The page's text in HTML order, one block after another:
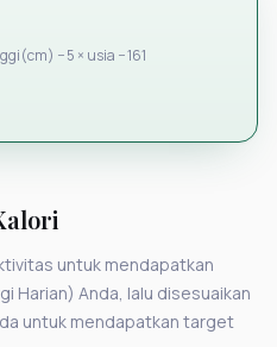
− 5 × usia − 161
untuk mendapatkan
Harian) Anda, lalu disesuaikan
untuk mendapatkan target